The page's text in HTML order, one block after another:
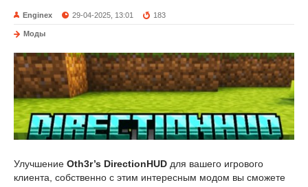
Enginex 29-04-2025, 13:01 183
Моды
Улучшение Oth3r’s DirectionHUD для вашего игрового
клиента, собственно с этим интересным модом вы сможете